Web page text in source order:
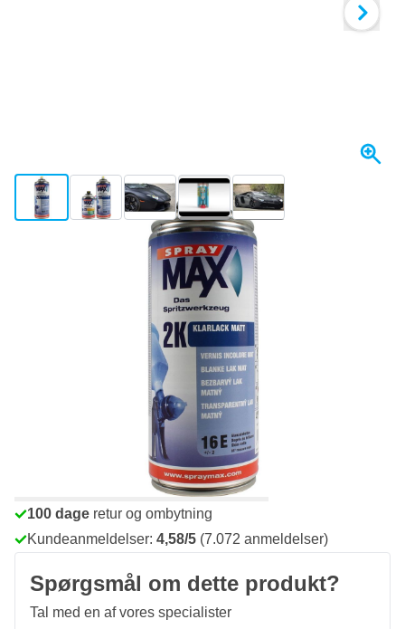
View larger imageView larger imageView larger imageView larger imageView larger image
+3
2K klarlak mat i spraydåse fra SprayMax
Inkl. moms
Læg i kurv
Bestil før kl. 23.59,vi sender i dag
ved køb over 1.120 kr
100 dage retur og ombytning
Kundeanmeldelser: 4,58/5 (7.072 anmeldelser)
Spørgsmål om dette produkt?
Tal med en af vores specialister